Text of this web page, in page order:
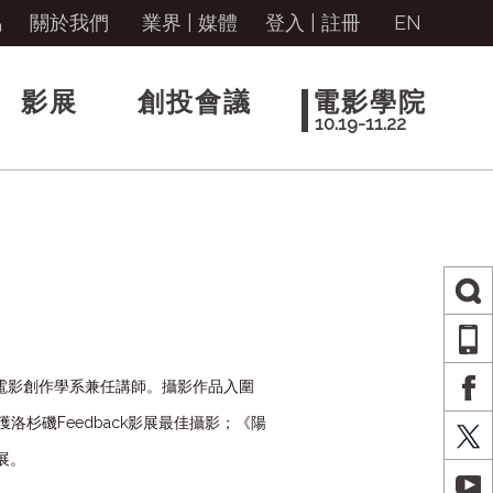
關於我們 業界 | 媒體 登入 註冊 EN
影展 創投會議 電影學院
10.19-11.22
創作學系兼任講師。攝影作品入圍
洛杉磯Feedback影展最佳攝影；《陽
X